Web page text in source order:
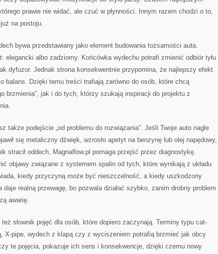
prawie nie widać, ale czuć w płynności. Innym razem chodzi o to,
na postoju.
bywa przedstawiany jako element budowania tożsamości auta.
elegancki albo zadziorny. Końcówka wydechu potrafi zmienić odbiór tyłu
dyfuzor. Jednak strona konsekwentnie przypomina, że najlepszy efekt
balans. Dzięki temu treści trafiają zarówno do osób, które chcą
brzmienia”, jak i do tych, którzy szukają inspiracji do projektu z
także podejście „od problemu do rozwiązania”. Jeśli Twoje auto nagle
się metaliczny dźwięk, wzrosło apetyt na benzynę lub olej napędowy,
stracił oddech, Magnaflow.pl pomaga przejść przez diagnostykę.
objawy związane z systemem spalin od tych, które wynikają z układu
kiedy przyczyną może być nieszczelność, a kiedy uszkodzony
daje realną przewagę, bo pozwala działać szybko, zanim drobny problem
awarię.
też słownik pojęć dla osób, które dopiero zaczynają. Terminy typu cat-
X-pipe, wydech z klapą czy z wyciszeniem potrafią brzmieć jak obcy
te pojęcia, pokazuje ich sens i konsekwencje, dzięki czemu nowy